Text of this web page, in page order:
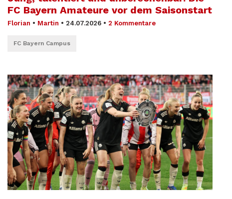
FC Bayern Amateure vor dem Saisonstart
Florian • Martin • 24.07.2026 • 2 Kommentare
FC Bayern Campus